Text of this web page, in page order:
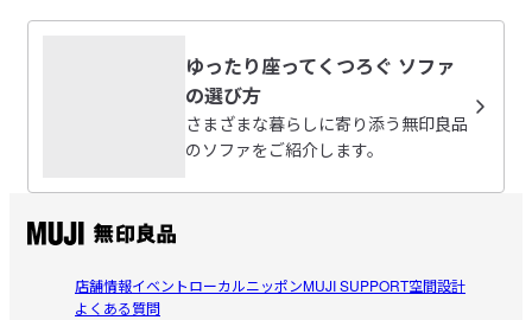
レビューを投稿するゆったり座ってくつろぐ ソファ
の選び方
さまざまな暮らしに寄り添う無印良品
のソファをご紹介します。
店舗情報イベントローカルニッポンMUJI SUPPORT空間設計
よくある質問